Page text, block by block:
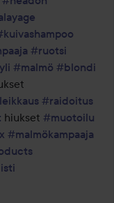
#ruotsi
#malmö #blondi
#raidoitus
hiukset #muotoilu
#malmökampaaja